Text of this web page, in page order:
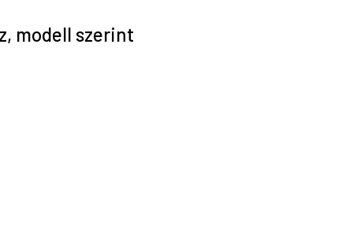
modell szerint